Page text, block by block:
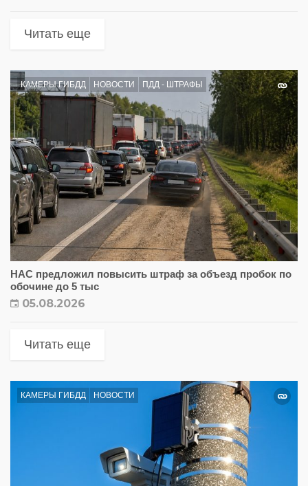
Читать еще
КАМЕРЫ ГИБДД НОВОСТИ ПДД - ШТРАФЫ
НАС предложил повысить штраф за объезд пробок по
обочине до 5 тыс
05.08.2026
Читать еще
КАМЕРЫ ГИБДД НОВОСТИ